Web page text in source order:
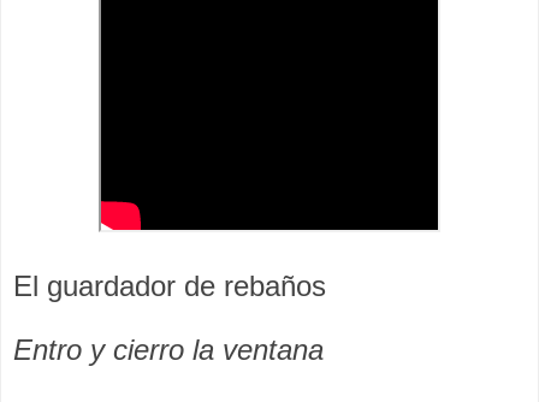
El guardador de rebaños
Entro y cierro la ventana